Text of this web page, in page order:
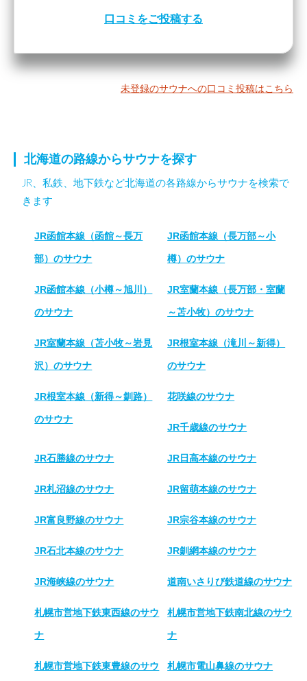
口コミをご投稿する
未登録のサウナへの口コミ投稿はこちら
北海道の路線からサウナを探す
JR、私鉄、地下鉄など北海道の各路線からサウナを検索で
きます
JR函館本線（函館～長万
部）のサウナ
JR函館本線（長万部～小
樽）のサウナ
JR函館本線（小樽～旭川）
のサウナ
JR室蘭本線（長万部・室蘭
～苫小牧）のサウナ
JR室蘭本線（苫小牧～岩見
沢）のサウナ
JR根室本線（滝川～新得）
のサウナ
JR根室本線（新得～釧路）
のサウナ
花咲線のサウナ
JR千歳線のサウナ
JR石勝線のサウナ JR日高本線のサウナ
JR札沼線のサウナ JR留萌本線のサウナ
JR富良野線のサウナ JR宗谷本線のサウナ
JR石北本線のサウナ JR釧網本線のサウナ
JR海峡線のサウナ 道南いさりび鉄道線のサウナ
札幌市営地下鉄東西線のサウ
ナ
札幌市営地下鉄南北線のサウ
ナ
札幌市営地下鉄東豊線のサウ 札幌市電山鼻線のサウナ